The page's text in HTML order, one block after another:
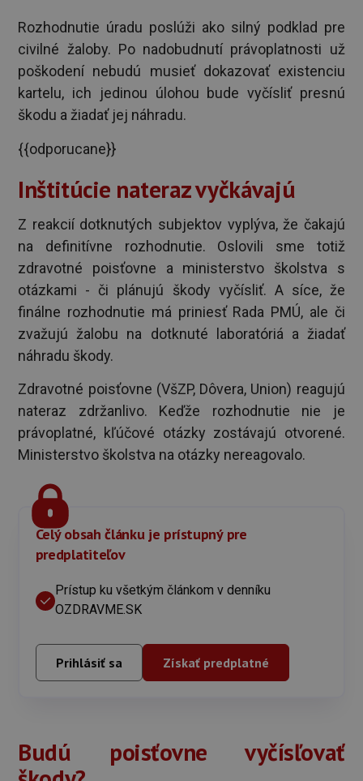
Rozhodnutie úradu poslúži ako silný podklad pre
civilné žaloby. Po nadobudnutí právoplatnosti už
poškodení nebudú musieť dokazovať existenciu
kartelu, ich jedinou úlohou bude vyčísliť presnú
škodu a žiadať jej náhradu.
{{odporucane}}
Inštitúcie nateraz vyčkávajú
Z reakcií dotknutých subjektov vyplýva, že čakajú
na definitívne rozhodnutie. Oslovili sme totiž
zdravotné poisťovne a ministerstvo školstva s
otázkami - či plánujú škody vyčísliť. A síce, že
finálne rozhodnutie má priniesť Rada PMÚ, ale či
zvažujú žalobu na dotknuté laboratóriá a žiadať
náhradu škody.
Zdravotné poisťovne (VšZP, Dôvera, Union) reagujú
nateraz zdržanlivo. Keďže rozhodnutie nie je
právoplatné, kľúčové otázky zostávajú otvorené.
Ministerstvo školstva na otázky nereagovalo.
Celý obsah článku je prístupný pre
predplatiteľov
Prístup ku všetkým článkom v denníku
OZDRAVME.SK
Prihlásiť sa Získať predplatné
Budú poisťovne vyčísľovať